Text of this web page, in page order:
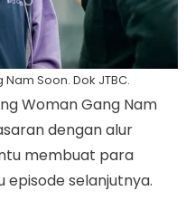
Soon. Dok JTBC.
Woman Gang Nam
dengan alur
membuat para
selanjutnya.